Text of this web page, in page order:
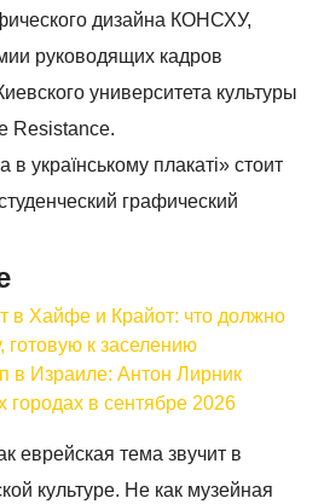
дизайна КОНСХУ,
руководящих кадров
университета культуры
Resistance.
українському плакаті» стоит
графический
в Хайфе и Крайот: что должно
готовую к заселению
в Израиле: Антон Лирник
городах в сентябре 2026
еврейская тема звучит в
культуре. Не как музейная